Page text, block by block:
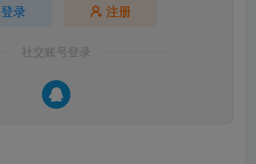
登录 注册
社交账号登录